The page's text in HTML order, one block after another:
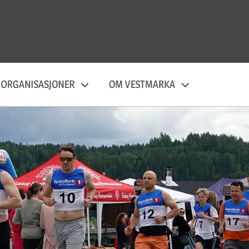
ORGANISASJONER OM VESTMARKA